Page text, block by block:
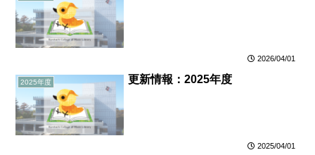
2026/04/01
2025年度 更新情報：2025年度
2025/04/01